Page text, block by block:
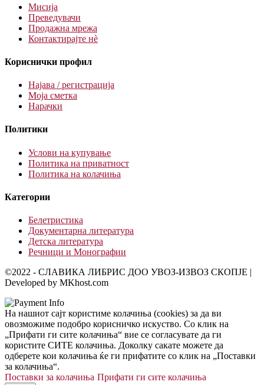
Мисија
Преведувачи
Продажна мрежа
Контактирајте нè
Кориснички профил
Најава / регистрација
Моја сметка
Нарачки
Политики
Услови на купување
Политика на приватност
Политика на колачиња
Категории
Белетристика
Документарна литература
Детска литература
Речници и Монографии
©2022 - СЛАВИКА ЛИБРИС ДОО УВОЗ-ИЗВОЗ СКОПЈЕ |
Developed by MKhost.com
На нашиот сајт користиме колачиња (cookies) за да ви
овозможиме подобро корисничко искуство. Со клик на
„Прифати ги сите колачиња“ вие се согласувате да ги
користите СИТЕ колачиња. Доколку сакате можете да
одберете кои колачиња ќе ги прифатите со клик на „Поставки
за колачиња“.
Поставки за колачиња Прифати ги сите колачиња